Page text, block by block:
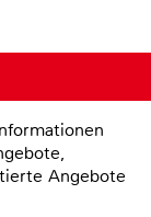
Angebote